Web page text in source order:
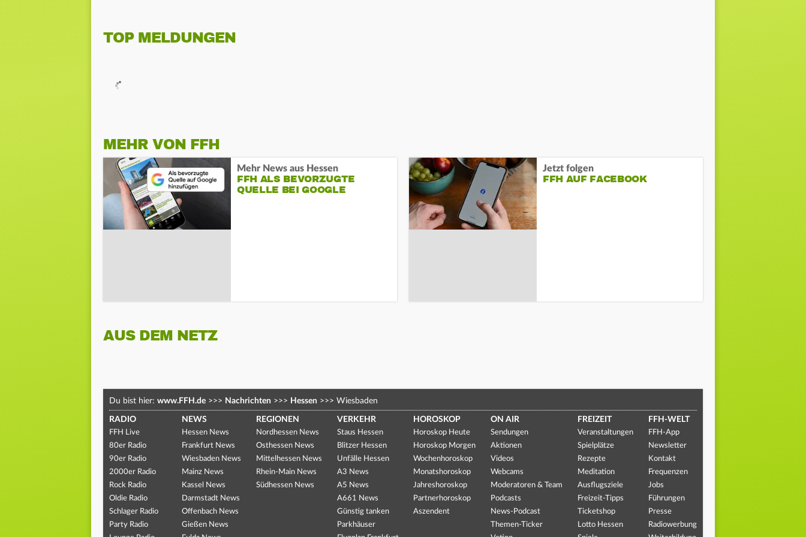
TOP MELDUNGEN
MEHR VON FFH
Mehr News aus Hessen
FFH ALS BEVORZUGTE
QUELLE BEI GOOGLE
Jetzt folgen
FFH AUF FACEBOOK
AUS DEM NETZ
Du bist hier: www.FFH.de >>> Nachrichten >>> Hessen >>> Wiesbaden
RADIO
FFH Live
80er Radio
90er Radio
2000er Radio
Rock Radio
Oldie Radio
Schlager Radio
Party Radio
NEWS
Hessen News
Frankfurt News
Wiesbaden News
Mainz News
Kassel News
Darmstadt News
Offenbach News
Gießen News
REGIONEN
Nordhessen News
Osthessen News
Mittelhessen News
Rhein-Main News
Südhessen News
VERKEHR
Staus Hessen
Blitzer Hessen
Unfälle Hessen
A3 News
A5 News
A661 News
Günstig tanken
Parkhäuser
HOROSKOP
Horoskop Heute
Horoskop Morgen
Wochenhoroskop
Monatshoroskop
Jahreshoroskop
Partnerhoroskop
Aszendent
ON AIR
Sendungen
Aktionen
Videos
Webcams
Moderatoren & Team
Podcasts
News-Podcast
Themen-Ticker
FREIZEIT
Veranstaltungen
Spielplätze
Rezepte
Meditation
Ausflugsziele
Freizeit-Tipps
Ticketshop
Lotto Hessen
FFH-WELT
FFH-App
Newsletter
Kontakt
Frequenzen
Jobs
Führungen
Presse
Radiowerbung